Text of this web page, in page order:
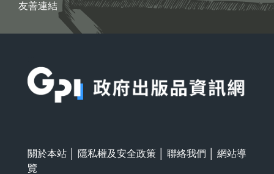
友善連結
關於本站 隱私權及安全政策 聯絡我們
網站導
覽